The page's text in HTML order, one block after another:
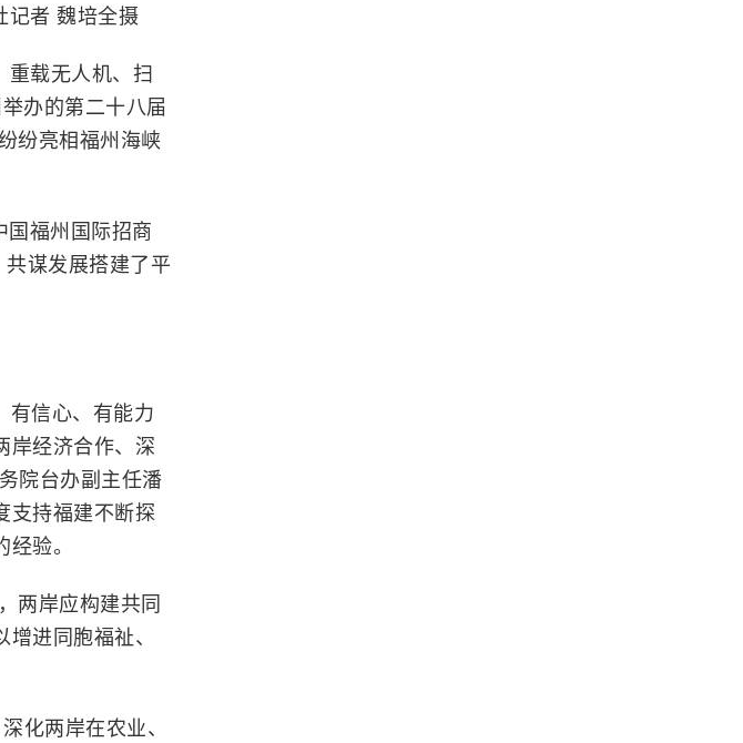
记者 魏培全摄
载无人机、扫
办的第二十八届
纷亮相福州海峡
国福州国际招商
谋发展搭建了平
有信心、有能力
岸经济合作、深
院台办副主任潘
支持福建不断探
验。
两岸应构建共同
进同胞福祉、
化两岸在农业、